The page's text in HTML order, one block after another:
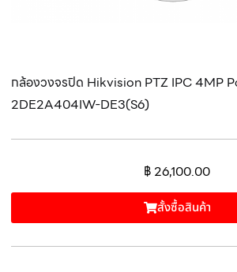
กล้องวงจรปิด Hikvision PTZ IPC 4MP
2DE2A404IW-DE3(S6)
฿ 26,100.00
สั้งซื้อสินค้า